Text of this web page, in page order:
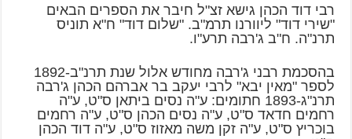
רבי דוד הכהן גישא זצ"ל חיבר את הספרים הבאים
"שירי דוד" ליוורנו תרמ"ב. "שלום דוד" ח"א תוניס
תרנ"ה. ח"ב ג'רבה תרע"ו.
בהסכמת רבני ג'רבה מחודש אלול שנת תרנ"ב-1892
לספר "מאין יבא" לרבי יעקב בר אברהם הכהן ג'רבה
תרנ"ג-1893 חתומים: ע"ה נסים ביתאן ס"ט, ע"ה
רחמים חדאד ס"ט, ע"ה נסים הכהן ס"ט, ע"ה רחמים
בוכריץ ס"ט, ע"ה זקן משה מאזוז ס"ט, ע"ה דוד הכהן